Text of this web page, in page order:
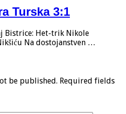
Turska 3:1
Bistrice: Het-trik Nikole
Na dostojanstven …
be published. Required fields